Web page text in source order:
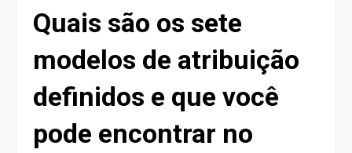
Quais são os sete
modelos de atribuição
definidos e que você
pode encontrar no